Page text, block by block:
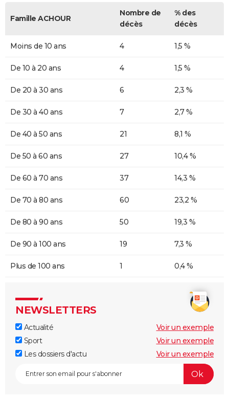
Famille ACHOUR
Nombre de
décès
% des
décès
Moins de 10 ans 4 1,5 %
De 10 à 20 ans 4 1,5 %
De 20 à 30 ans 6 2,3 %
De 30 à 40 ans 7 2,7 %
De 40 à 50 ans 21 8,1 %
De 50 à 60 ans 27 10,4 %
De 60 à 70 ans 37 14,3 %
De 70 à 80 ans 60 23,2 %
De 80 à 90 ans 50 19,3 %
De 90 à 100 ans 19 7,3 %
Plus de 100 ans 1 0,4 %
NEWSLETTERS
Actualité
Voir un exemple
Sport
Voir un exemple
Les dossiers d'actu
Voir un exemple